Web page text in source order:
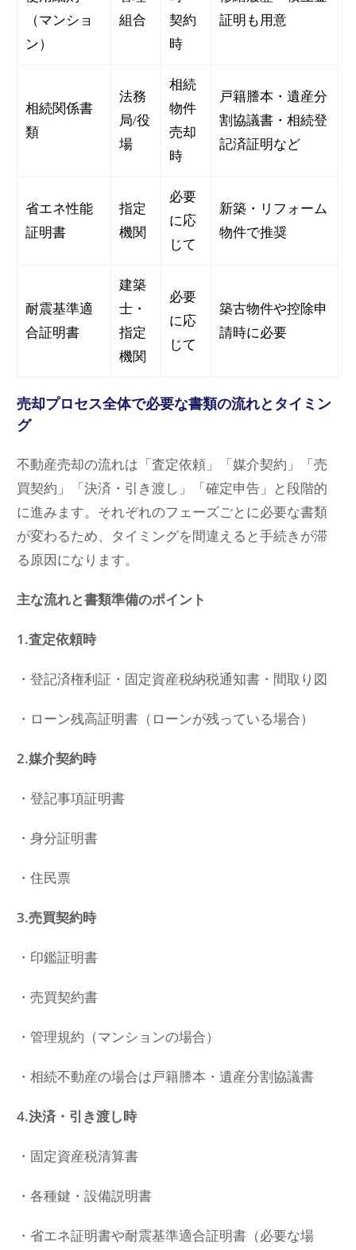
（マンショ
ン）
組合
契約
時
証明も用意
相続関係書
類
法務
局/役
場
相続
物件
売却
時
戸籍謄本・遺産分
割協議書・相続登
記済証明など
省エネ性能
証明書
指定
機関
必要
に応
じて
新築・リフォーム
物件で推奨
耐震基準適
合証明書
建築
士・
指定
機関
必要
に応
じて
築古物件や控除申
請時に必要
売却プロセス全体で必要な書類の流れとタイミン
グ
不動産売却の流れは「査定依頼」「媒介契約」「売
買契約」「決済・引き渡し」「確定申告」と段階的
に進みます。それぞれのフェーズごとに必要な書類
が変わるため、タイミングを間違えると手続きが滞
る原因になります。
主な流れと書類準備のポイント
1.査定依頼時
・登記済権利証・固定資産税納税通知書・間取り図
・ローン残高証明書（ローンが残っている場合）
2.媒介契約時
・登記事項証明書
・身分証明書
・住民票
3.売買契約時
・印鑑証明書
・売買契約書
・管理規約（マンションの場合）
・相続不動産の場合は戸籍謄本・遺産分割協議書
4.決済・引き渡し時
・固定資産税清算書
・各種鍵・設備説明書
・省エネ証明書や耐震基準適合証明書（必要な場